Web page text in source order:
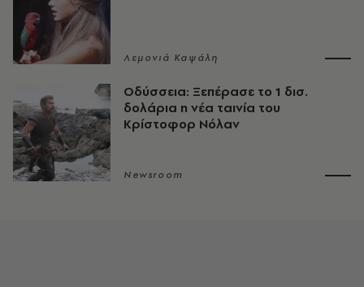
Λεμονιά Καψάλη
Οδύσσεια: Ξεπέρασε το 1 δισ.
δολάρια η νέα ταινία του
Κρίστοφορ Νόλαν
Newsroom